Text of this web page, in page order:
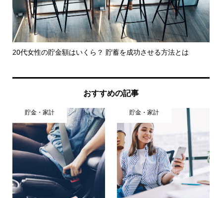
20代女性の貯金額はいくら？ 貯蓄を成功させる方法とは
おすすめの記事
貯金・家計 貯金・家計